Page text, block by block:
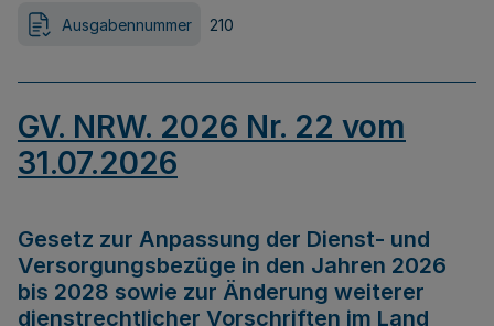
Ausgabennummer 210
GV. NRW. 2026 Nr. 22 vom
31.07.2026
Gesetz zur Anpassung der Dienst- und
Versorgungsbezüge in den Jahren 2026
bis 2028 sowie zur Änderung weiterer
dienstrechtlicher Vorschriften im Land